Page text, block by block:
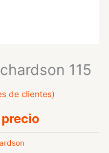
115
de clientes)